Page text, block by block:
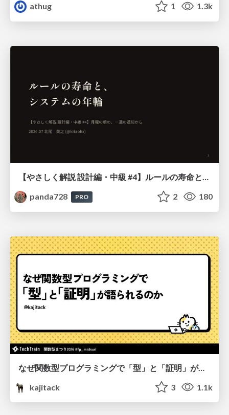
athug
1 1.3k
【やさしく解説 設計編・中級 #4】ルールの寿命と、システムの年輪
panda728
PRO 2 180
なぜ関数型プログラミングで「型」と「証明」が語られるのか #fp_matsuri
kajitack
3 1.1k